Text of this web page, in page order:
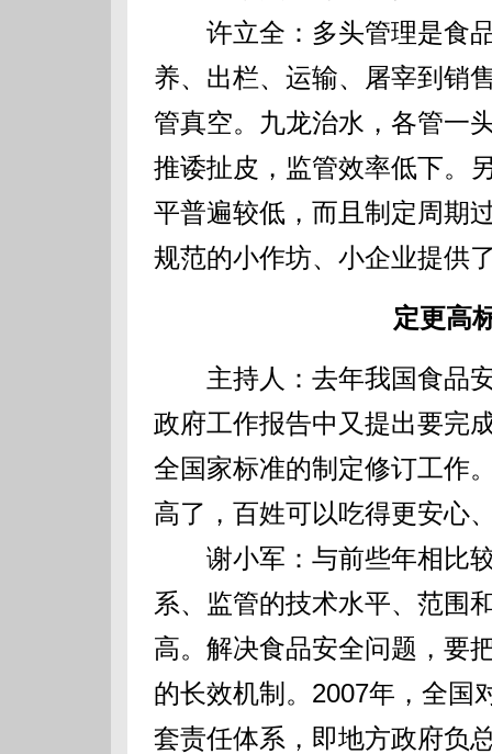
许立全：多头管理是食品
养、出栏、运输、屠宰到销
管真空。九龙治水，各管一
推诿扯皮，监管效率低下。
平普遍较低，而且制定周期
规范的小作坊、小企业提供
定更高
主持人：去年我国食品安
政府工作报告中又提出要完
全国家标准的制定修订工作
高了，百姓可以吃得更安心
谢小军：与前些年相比较
系、监管的技术水平、范围
高。解决食品安全问题，要
的长效机制。2007年，全国
套责任体系，即地方政府负